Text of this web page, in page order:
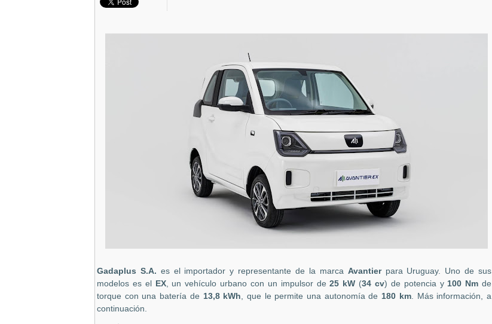
Gadaplus S.A. es el importador y representante de la marca Avantierpara Uruguay. Uno de sus
modelos es el
EX, un vehículo urbano con un impulsor de25 kW (34 cv) de potencia y 100 Nm de
torque con una batería de 13,8 kWh , que le permite una autonomía de 180 km. Más información, a
continuación.